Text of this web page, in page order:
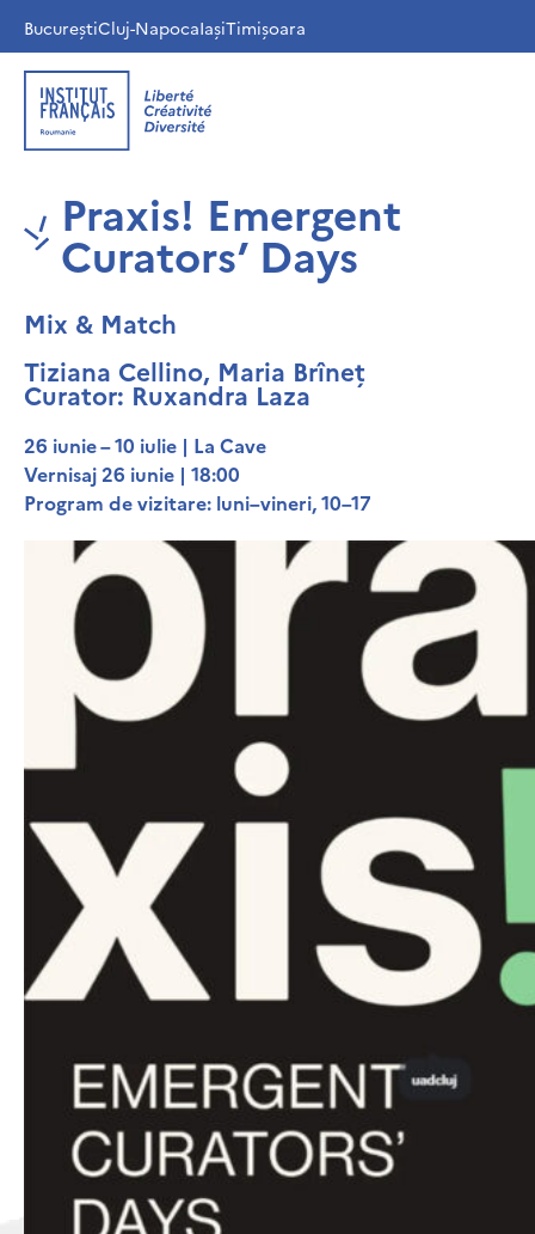
BucureștiCluj-NapocaIașiTimișoara
Praxis! Emergent
Curators’ Days
Mix & Match
Tiziana Cellino, Maria Brîneț
Curator: Ruxandra Laza
26 iunie – 10 iulie | La Cave
Vernisaj 26 iunie | 18:00
Program de vizitare: luni–vineri, 10–17